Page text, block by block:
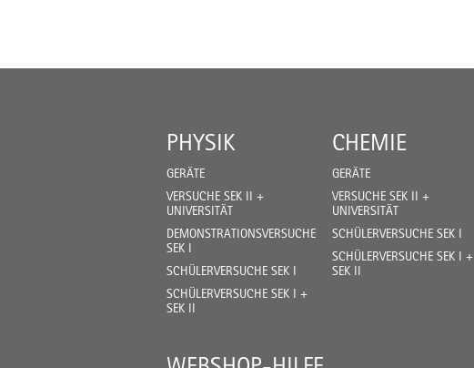
PHYSIK
GERÄTE
VERSUCHE SEK II +
UNIVERSITÄT
DEMONSTRATIONSVERSUCHE
SEK I
SCHÜLERVERSUCHE SEK I
SCHÜLERVERSUCHE SEK I +
SEK II
CHEMIE
GERÄTE
VERSUCHE SEK II +
UNIVERSITÄT
SCHÜLERVERSUCHE SEK I
SCHÜLERVERSUCHE SEK I +
SEK II